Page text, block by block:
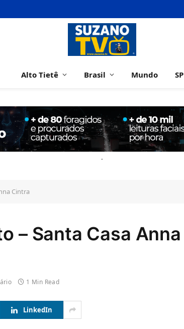
Alto Tietê Brasil Mundo SP
.
Cintra
– Santa Casa Anna
1 Min Read
LinkedIn